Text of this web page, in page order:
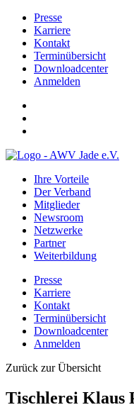
Presse
Karriere
Kontakt
Terminübersicht
Downloadcenter
Anmelden
Ihre Vorteile
Der Verband
Mitglieder
Newsroom
Netzwerke
Partner
Weiterbildung
Presse
Karriere
Kontakt
Terminübersicht
Downloadcenter
Anmelden
Zurück zur Übersicht
Tischlerei Klaus